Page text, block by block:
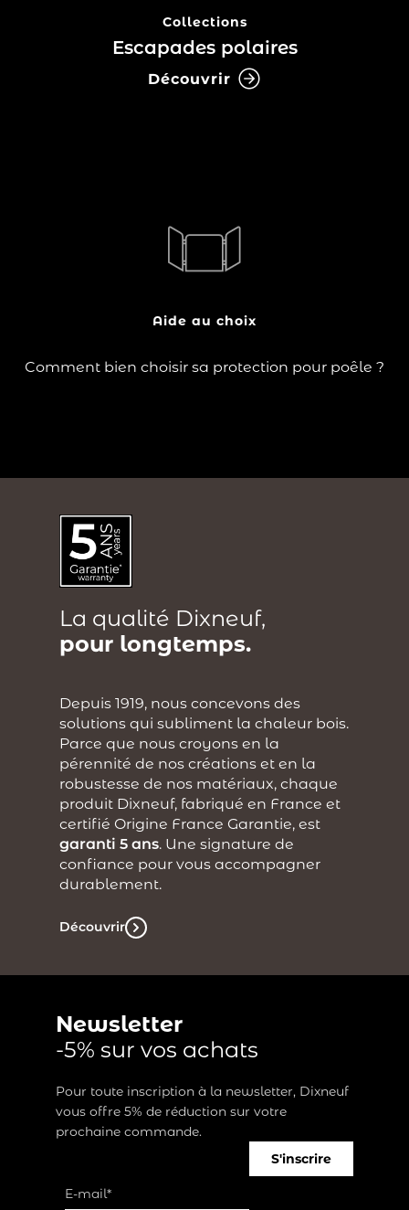
Collections
Escapades polaires
Découvrir
Aide au choix
Comment bien choisir sa protection pour poêle ?
protections pour poêles se positionnent autour de
Lire la suite
La qualité Dixneuf,
pour longtemps.
Depuis 1919, nous concevons des
solutions qui subliment la chaleur bois.
Parce que nous croyons en la
pérennité de nos créations et en la
robustesse de nos matériaux, chaque
produit Dixneuf, fabriqué en France et
certifié Origine France Garantie, est
garanti 5 ans. Une signature de
confiance pour vous accompagner
durablement.
Découvrir
Newsletter
-5% sur vos achats
Pour toute inscription à la newsletter, Dixneuf
vous offre 5% de réduction sur votre
prochaine commande.
S'inscrire